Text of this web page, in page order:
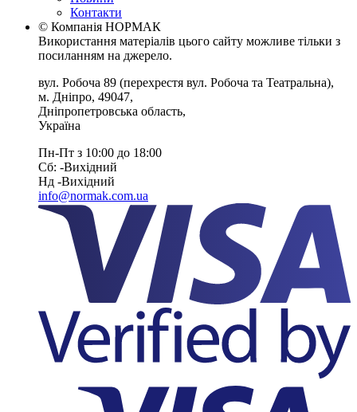
Контакти
© Компанія НОРМАК
Використання матеріалів цього сайту можливе тільки з
посиланням на джерело.
вул. Робоча 89 (перехрестя вул. Робоча та Театральна),
м. Дніпро, 49047,
Дніпропетровська область,
Україна
Пн-Пт з 10:00 до 18:00
Сб: -Вихiдний
Нд -Вихiдний
info@normak.com.ua